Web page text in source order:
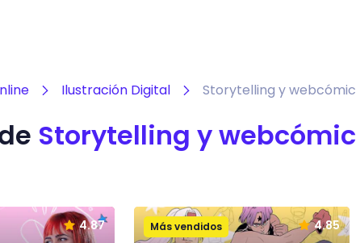
Ilustración Digital Storytelling y webcómic
Storytelling y webcómic
4.87 Más vendidos 4.85